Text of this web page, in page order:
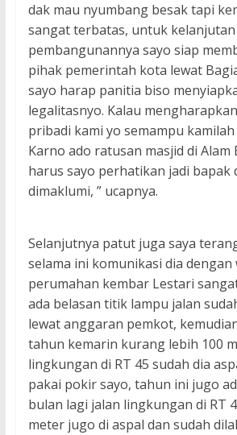
dak mau nyumbang besak tapi
sangat terbatas, untuk kelanjutan
pembangunannya sayo siap
pihak pemerintah kota lewat
sayo harap panitia biso
legalitasnyo. Kalau
pribadi kami yo semampu kamilah
Karno ado ratusan masjid di Alam
harus sayo perhatikan jadi bapak
dimaklumi, ” ucapnya.
Selanjutnya patut juga saya
selama ini komunikasi dia dengan
perumahan kembar Lestari
ada belasan titik lampu jalan
lewat anggaran pemkot,
tahun kemarin kurang lebih 100
lingkungan di RT 45 sudah dia
pakai pokir sayo, tahun ini jugo
bulan lagi jalan lingkungan di RT
meter jugo di aspal dan sudah